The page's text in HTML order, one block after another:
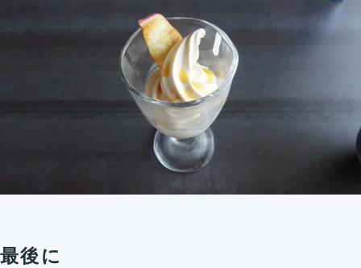
最後に